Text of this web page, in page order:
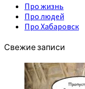
Про жизнь
Про людей
Про Хабаровск
Свежие записи